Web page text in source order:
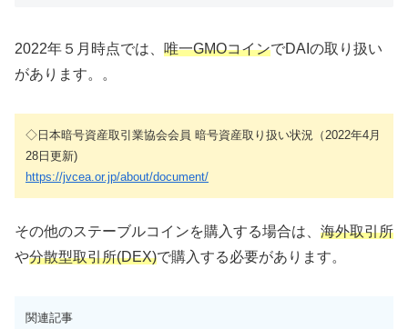
2022年５月時点では、 唯一GMOコインでDAIの取り扱い
があります。。
◇日本暗号資産取引業協会会員 暗号資産取り扱い状況（2022年4月
28日更新)
https://jvcea.or.jp/about/document/
その他のステーブルコインを購入する場合は、 海外取引所
や分散型取引所(DEX)で購入する必要があります。
関連記事